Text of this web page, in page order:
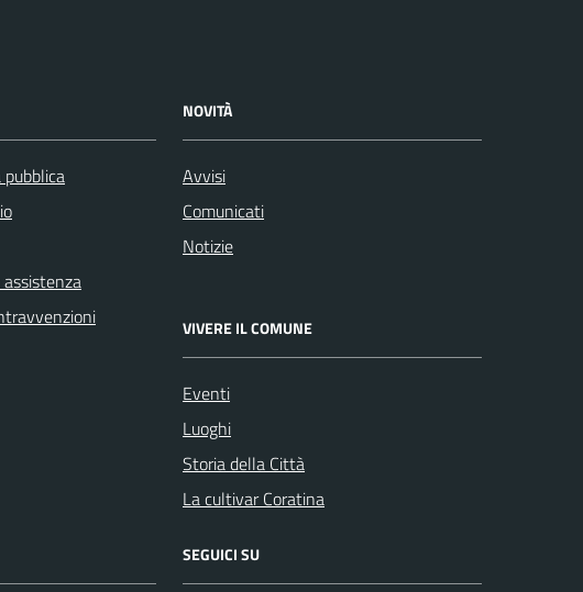
pubblica
NOVITÀ
Avvisi
Comunicati
Notizie
VIVERE IL COMUNE
Eventi
Luoghi
Storia della Città
La cultivar Coratina
SEGUICI SU